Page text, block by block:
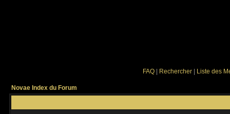
FAQ Rechercher Liste des
Novae Index du Forum